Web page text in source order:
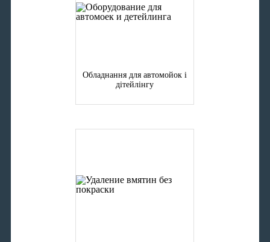
Обладнання для автомойок і
дітейлінгу